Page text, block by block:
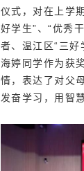
仪式，对在上学
好学生”、“优秀
者、温江区“三好
海婷同学作为获
情，表达了对父
发奋学习，用智